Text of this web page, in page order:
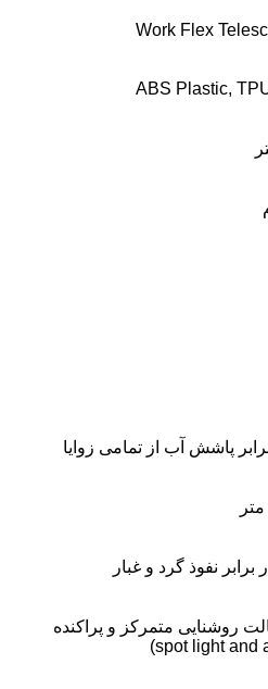
Work Flex
ABS Plastic,
پاشش آب از تمامی زوایا
نفوذ گرد و غبار
2 حالت روشنایی متمرکز و پراکنده